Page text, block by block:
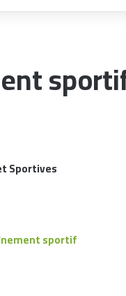
Sportives
sportif